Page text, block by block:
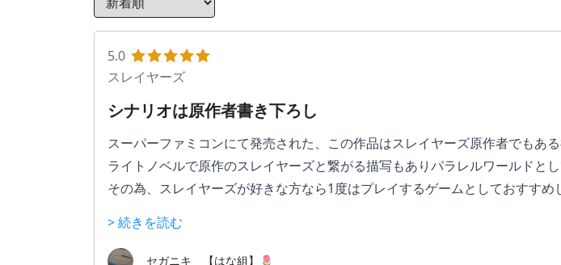
5.0
スレイヤーズ
シナリオは原作者書き下ろし
スーパーファミコンにて発売された、この作品はスレイヤーズ原作者でもあ
ライトノベルで原作のスレイヤーズと繋がる描写もありパラレルワールドと
その為、スレイヤーズが好きな方なら1度はプレイするゲームとしておすすめ
1枚絵やシナリオなどテンポの良い設定となっていて作りが素晴らしいです。
> 続きを読む
セガニキ 【はな組】🌷